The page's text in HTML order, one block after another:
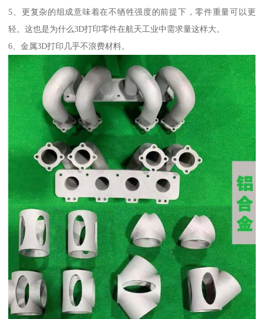
5、更复杂的组成意味着在不牺牲强度的前提下，零件重量可以更
轻。这也是为什么3D打印零件在航天工业中需求量这样大。
6、金属3D打印几乎不浪费材料。